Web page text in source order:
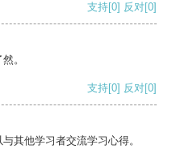
支持[0] 反对[0]
。
支持[0] 反对[0]
其他学习者交流学习心得。